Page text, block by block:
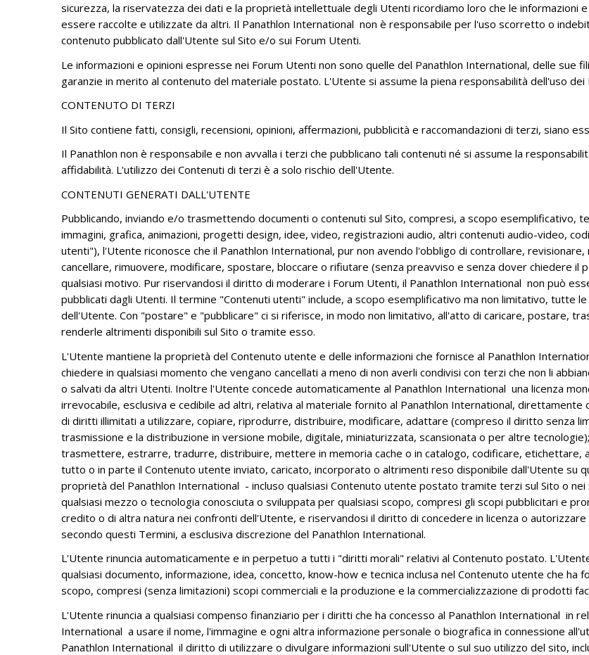
sicurezza, la riservatezza dei dati e la proprietà intellettuale degli Utenti ricordiamo loro che le informazioni
essere raccolte e utilizzate da altri. Il Panathlon International non è responsabile per l'uso scorretto o
contenuto pubblicato dall'Utente sul Sito e/o sui Forum Utenti.
Le informazioni e opinioni espresse nei Forum Utenti non sono quelle del Panathlon International, delle sue
garanzie in merito al contenuto del materiale postato. L'Utente si assume la piena responsabilità dell'uso
CONTENUTO DI TERZI
Il Sito contiene fatti, consigli, recensioni, opinioni, affermazioni, pubblicità e raccomandazioni di terzi, siano
Il Panathlon non è responsabile e non avvalla i terzi che pubblicano tali contenuti né si assume la
affidabilità. L'utilizzo dei Contenuti di terzi è a solo rischio dell'Utente.
CONTENUTI GENERATI DALL'UTENTE
Pubblicando, inviando e/o trasmettendo documenti o contenuti sul Sito, compresi, a scopo esemplificativo,
immagini, grafica, animazioni, progetti design, idee, video, registrazioni audio, altri contenuti audio-video,
utenti"), l'Utente riconosce che il Panathlon International, pur non avendo l'obbligo di controllare,
cancellare, rimuovere, modificare, spostare, bloccare o rifiutare (senza preavviso e senza dover chiedere
qualsiasi motivo. Pur riservandosi il diritto di moderare i Forum Utenti, il Panathlon International non può
pubblicati dagli Utenti. Il termine "Contenuti utenti" include, a scopo esemplificativo ma non limitativo, tutte
dell'Utente. Con "postare" e "pubblicare" ci si riferisce, in modo non limitativo, all'atto di caricare, postare,
renderle altrimenti disponibili sul Sito o tramite esso.
L'Utente mantiene la proprietà del Contenuto utente e delle informazioni che fornisce al Panathlon
chiedere in qualsiasi momento che vengano cancellati a meno di non averli condivisi con terzi che non li
o salvati da altri Utenti. Inoltre l'Utente concede automaticamente al Panathlon International una licenza
irrevocabile, esclusiva e cedibile ad altri, relativa al materiale fornito al Panathlon International,
di diritti illimitati a utilizzare, copiare, riprodurre, distribuire, modificare, adattare (compreso il diritto senza
trasmissione e la distribuzione in versione mobile, digitale, miniaturizzata, scansionata o per altre
trasmettere, estrarre, tradurre, distribuire, mettere in memoria cache o in catalogo, codificare, etichettare,
tutto o in parte il Contenuto utente inviato, caricato, incorporato o altrimenti reso disponibile dall'Utente su
proprietà del Panathlon International - incluso qualsiasi Contenuto utente postato tramite terzi sul Sito o nei
qualsiasi mezzo o tecnologia conosciuta o sviluppata per qualsiasi scopo, compresi gli scopi pubblicitari e
credito o di altra natura nei confronti dell'Utente, e riservandosi il diritto di concedere in licenza o
secondo questi Termini, a esclusiva discrezione del Panathlon International.
L'Utente rinuncia automaticamente e in perpetuo a tutti i "diritti morali" relativi al Contenuto postato.
qualsiasi documento, informazione, idea, concetto, know-how e tecnica inclusa nel Contenuto utente che
scopo, compresi (senza limitazioni) scopi commerciali e la produzione e la commercializzazione di prodotti
L'Utente rinuncia a qualsiasi compenso finanziario per i diritti che ha concesso al Panathlon International in
International a usare il nome, l'immagine e ogni altra informazione personale o biografica in connessione
Panathlon International il diritto di utilizzare o divulgare informazioni sull'Utente o sul suo utilizzo del sito,